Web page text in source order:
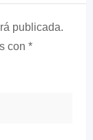
publicada.
con *